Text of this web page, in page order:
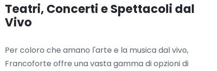
Teatri, Concerti e Spettacoli dal
Vivo
Per coloro che amano l'arte e la musica dal vivo,
Francoforte offre una vasta gamma di opzioni di